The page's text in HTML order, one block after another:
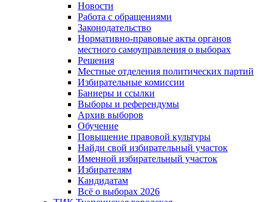
Новости
Работа с обращениями
Законодательство
Нормативно-правовые акты органов
местного самоуправления о выборах
Решения
Местные отделения политических партий
Избирательные комиссии
Баннеры и ссылки
Выборы и референдумы
Архив выборов
Обучение
Повышение правовой культуры
Найди свой избирательный участок
Именной избирательный участок
Избирателям
Кандидатам
Всё о выборах 2026